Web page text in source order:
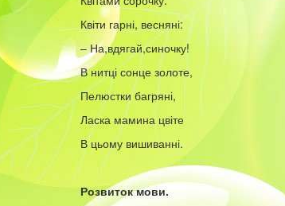
Квіти гарні, весняні:
– На,вдягай,синочку!
В нитці сонце золоте,
Пелюстки багряні,
Ласка мамина цвіте
В цьому вишиванні.
Розвиток мови.